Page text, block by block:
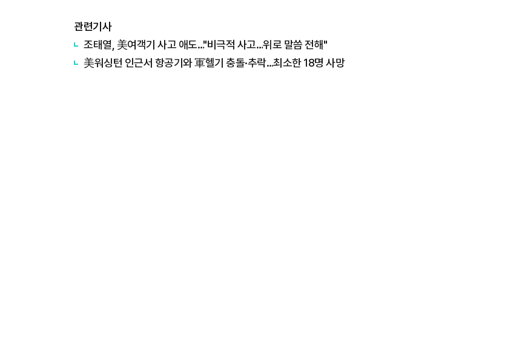
관련기사
조태열, 美여객기 사고 애도…"비극적 사고…위로 말씀 전해"
美워싱턴 인근서 항공기와 軍헬기 충돌·추락…최소한 18명 사망